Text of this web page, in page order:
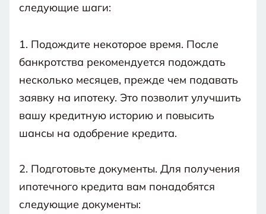
следующие шаги:
1. Подождите некоторое время. После
банкротства рекомендуется подождать
несколько месяцев, прежде чем подавать
заявку на ипотеку. Это позволит улучшить
вашу кредитную историю и повысить
шансы на одобрение кредита.
2. Подготовьте документы. Для получения
ипотечного кредита вам понадобятся
следующие документы: